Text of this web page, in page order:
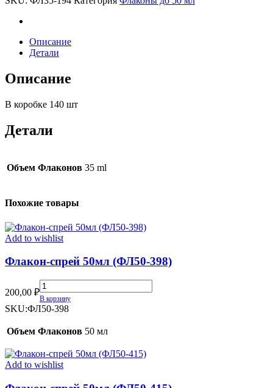
194)
quantity
Описание
Детали
Описание
В коробке 140 шт
Детали
Объем Флаконов 35 ml
Похожие товары
Add to wishlist
Флакон-спрей 50мл (ФЛ50-398)
200,00 ₽
Флакон-
спрей
50мл
398)
В корзину
SKU:ФЛ50-398
Объем Флаконов 50 мл
Add to wishlist